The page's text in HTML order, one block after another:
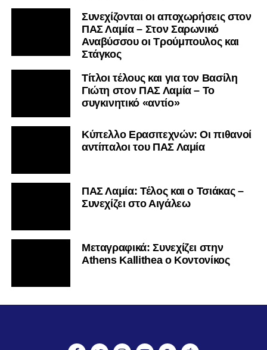
Συνεχίζονται οι αποχωρήσεις στον
ΠΑΣ Λαμία – Στον Σαρωνικό
Αναβύσσου οι Τρούμπουλος και
Στάγκος
Τίτλοι τέλους και για τον Βασίλη
Γιώτη στον ΠΑΣ Λαμία – Το
συγκινητικό «αντίο»
Κύπελλο Ερασιτεχνών: Οι πιθανοί
αντίπαλοι του ΠΑΣ Λαμία
ΠΑΣ Λαμία: Τέλος και ο Τσιάκας –
Συνεχίζει στο Αιγάλεω
Mεταγραφικά: Συνεχίζει στην
Athens Kallithea ο Κοντονίκος